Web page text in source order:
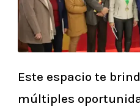
Este espacio te
múltiples